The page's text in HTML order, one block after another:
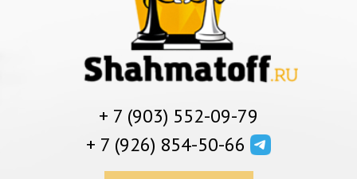
+ 7 (903) 552-09-79
+ 7 (926) 854-50-66